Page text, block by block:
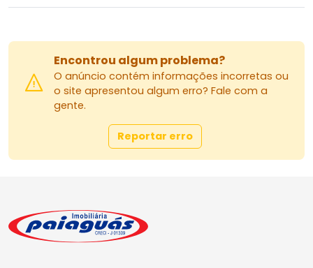
Encontrou algum problema?
O anúncio contém informações incorretas ou
o site apresentou algum erro? Fale com a
gente.
Reportar erro